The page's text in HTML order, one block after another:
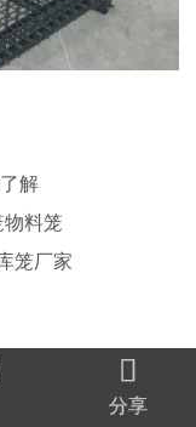
解
物料笼
笼厂家
仓库笼

分享